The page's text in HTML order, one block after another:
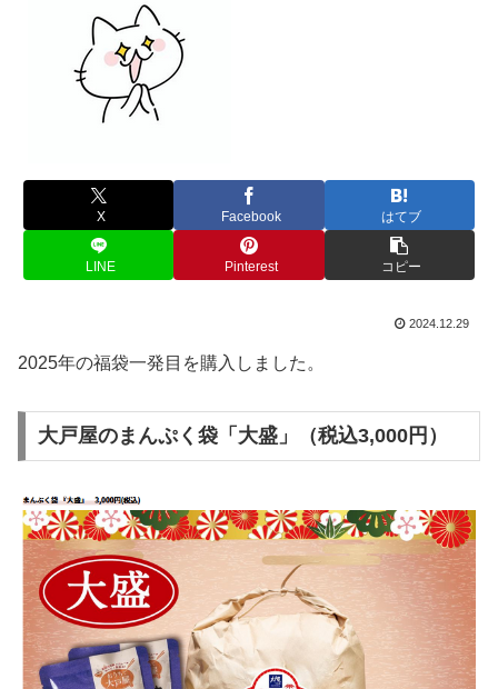
X Facebook はてブ
LINE Pinterest コピー
2024.12.29
2025年の福袋一発目を購入しました。
大戸屋のまんぷく袋「大盛」（税込3,000円）